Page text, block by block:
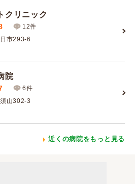
クリニック
12件
市293-6
院
6件
山302-3
近くの病院をもっと見る